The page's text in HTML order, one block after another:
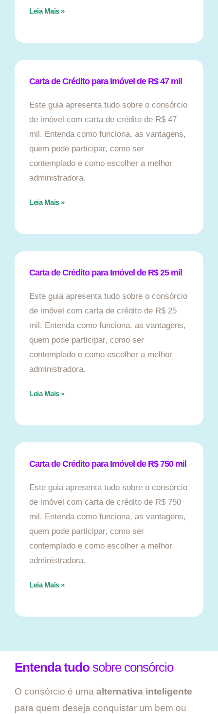
Leia Mais »
Carta de Crédito para Imóvel de R$ 47 mil
Este guia apresenta tudo sobre o consórcio
de imóvel com carta de crédito de R$ 47
mil. Entenda como funciona, as vantagens,
quem pode participar, como ser
contemplado e como escolher a melhor
administradora.
Leia Mais »
Carta de Crédito para Imóvel de R$ 25 mil
Este guia apresenta tudo sobre o consórcio
de imóvel com carta de crédito de R$ 25
mil. Entenda como funciona, as vantagens,
quem pode participar, como ser
contemplado e como escolher a melhor
administradora.
Leia Mais »
Carta de Crédito para Imóvel de R$ 750 mil
Este guia apresenta tudo sobre o consórcio
de imóvel com carta de crédito de R$ 750
mil. Entenda como funciona, as vantagens,
quem pode participar, como ser
contemplado e como escolher a melhor
administradora.
Leia Mais »
Entenda tudo sobre consórcio
O consórcio é uma alternativa inteligente
para quem deseja conquistar um bem ou